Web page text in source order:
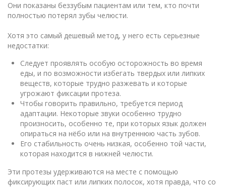
Они показаны беззубым пациентам или тем, кто почти
полностью потерял зубы челюсти.
Хотя это самый дешевый метод, у него есть серьезные
недостатки:
Следует проявлять особую осторожность во время
еды, и по возможности избегать твердых или липких
веществ, которые трудно разжевать и которые
угрожают фиксации протеза.
Чтобы говорить правильно, требуется период
адаптации. Некоторые звуки особенно трудно
произносить, особенно те, при которых язык должен
опираться на нёбо или на внутреннюю часть зубов.
Его стабильность очень низкая, особенно той части,
которая находится в нижней челюсти.
Эти протезы удерживаются на месте с помощью
фиксирующих паст или липких полосок, хотя правда, что со